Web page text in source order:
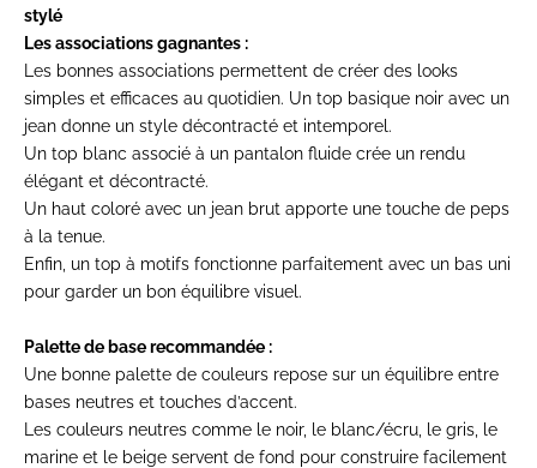
stylé
Les associations gagnantes :
Les bonnes associations permettent de créer des looks
simples et efficaces au quotidien. Un top basique noir avec un
jean donne un style décontracté et intemporel.
Un top blanc associé à un pantalon fluide crée un rendu
élégant et décontracté.
Un haut coloré avec un jean brut apporte une touche de peps
à la tenue.
Enfin, un top à motifs fonctionne parfaitement avec un bas uni
pour garder un bon équilibre visuel.
Palette de base recommandée :
Une bonne palette de couleurs repose sur un équilibre entre
bases neutres et touches d’accent.
Les couleurs neutres comme le noir, le blanc/écru, le gris, le
marine et le beige servent de fond pour construire facilement